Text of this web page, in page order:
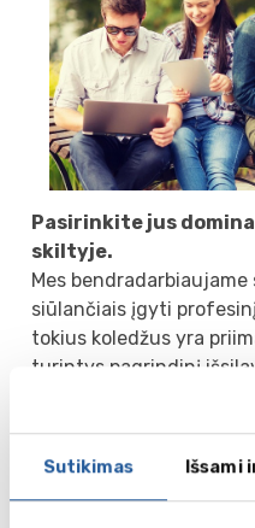
Sutikimas Išsami
Pasirinkite jus
skiltyje.
Mes bendradarbiaujame
siūlančiais įgyti
tokius koledžus yra
turintys pagrindinį
Vienas stojimo
(IELTS, TOEFL,
Priklausomai nuo anglų